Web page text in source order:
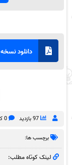
دانلود نسخه pdf
97 بازدید 0 کامنت
برچسب ها:
لینک کوتاه مطلب: